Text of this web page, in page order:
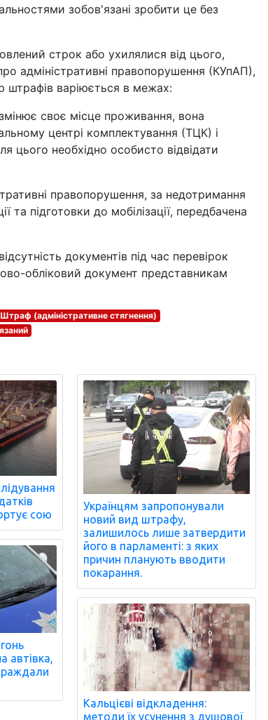
зобов'язані зробити це без
строк або ухилялися від цього,
адміністративні правопорушення (КУпАП),
штрафів варіюється в межах:
своє місце проживання, вона
центрі комплектування (ТЦК) і
цього необхідно особисто відвідати
правопорушення, за недотримання
підготовки до мобілізації, передбачена
документів під час перевірок
обліковий документ представникам
Штраф (адміністративне стягнення)
сою
автівка,
Українцям запропонували
новий вид штрафу,
залишилось лише затвердити
його в парламенті: з яких
причин планують вводити
покарання.
Кальцієві відкладення:
методи їх усунення з душової